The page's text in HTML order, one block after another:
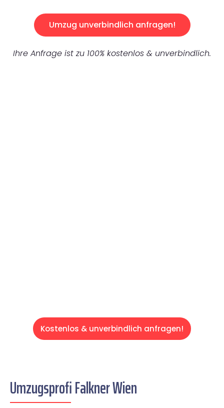
Umzug unverbindlich anfragen!
Ihre Anfrage ist zu 100% kostenlos & unverbindlich.
Kostenlos & unverbindlich anfragen!
Umzugsprofi Falkner Wien